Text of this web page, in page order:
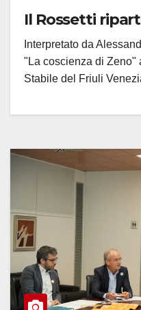
Il Rossetti
Interpretato da
"La coscienza di Zeno"
Stabile del Friuli